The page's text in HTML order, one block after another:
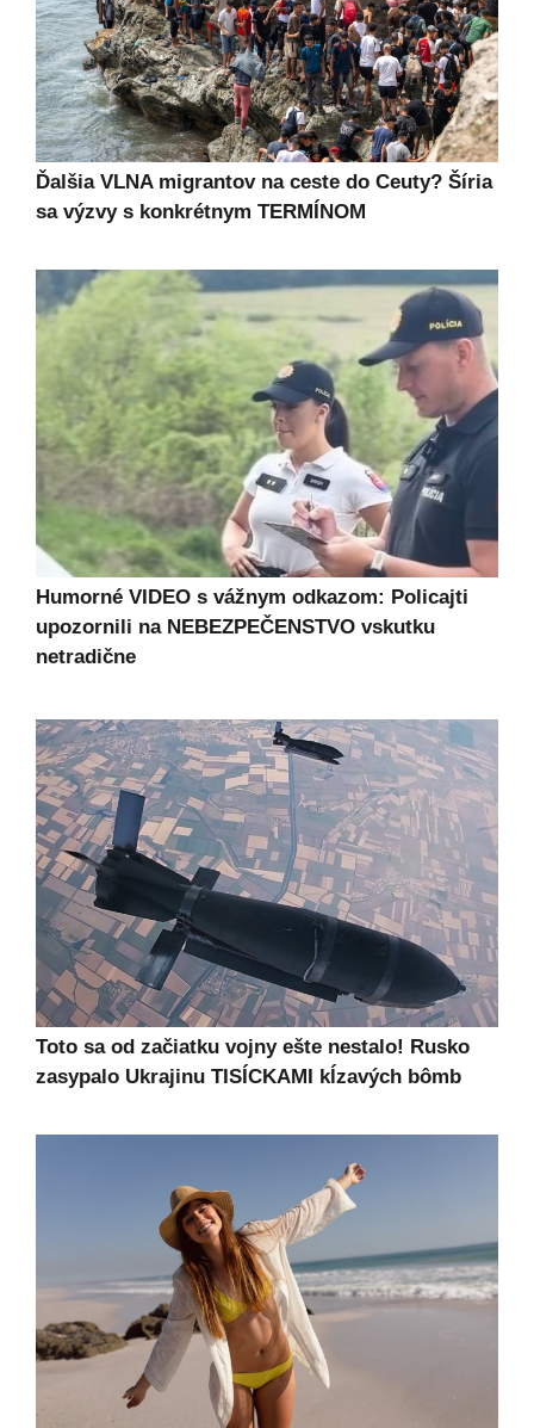
Ďalšia VLNA migrantov na ceste do Ceuty? Šíria
sa výzvy s konkrétnym TERMÍNOM
Humorné VIDEO s vážnym odkazom: Policajti
upozornili na NEBEZPEČENSTVO vskutku
netradične
Toto sa od začiatku vojny ešte nestalo! Rusko
zasypalo Ukrajinu TISÍCKAMI kĺzavých bômb